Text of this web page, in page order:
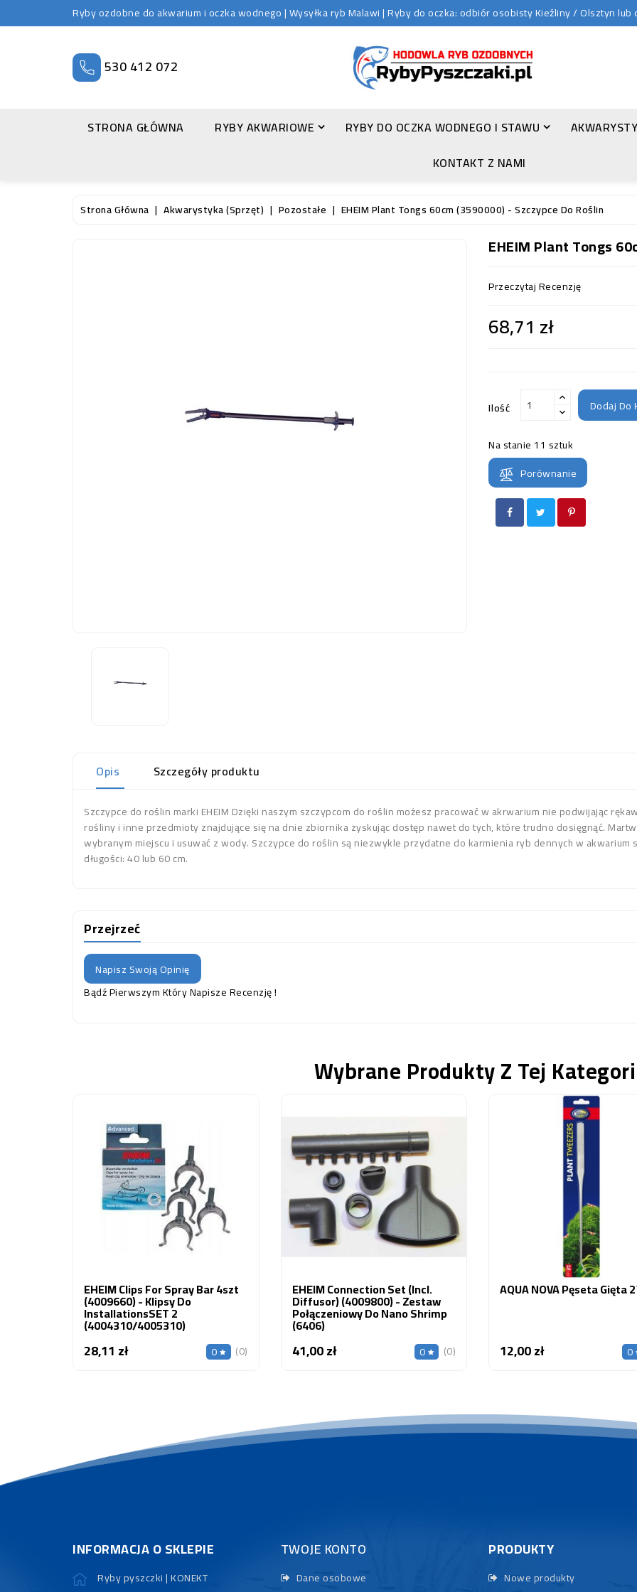
Ryby ozdobne do akwarium i oczka wodnego | Wysyłka ryb Malawi | Ryby do oczka: odbiór osobisty Kieźliny / Olsztyn
530 412 072
STRONA GŁÓWNA RYBY AKWARIOWE RYBY DO OCZKA WODNEGO I STAWU
KONTAKT Z NAMI
Strona Główna Akwarystyka (sprzęt) Pozostałe EHEIM Plant Tongs 60cm (3590000) - Szczypce Do Roślin
EHEIM Plant Tongs
Przeczytaj Recenzję
68,71 zł
Ilość Dodaj Do
Na stanie 11 sztuk
Porównanie
Opis Szczegóły produktu
Szczypce do roślin marki EHEIM Dzięki naszym szczypcom do roślin możesz pracować w akrwarium nie podwijając
rośliny i inne przedmioty znajdujące się na dnie zbiornika zyskując dostęp nawet do tych, które trudno dosięgnąć.
wybranym miejscu i usuwać z wody. Szczypce do roślin są niezwykle przydatne do karmienia ryb dennych w akwarium
długości: 40 lub 60 cm.
Przejrzeć
Napisz Swoją Opinię
Bądź Pierwszym Który Napisze Recenzję !
Wybrane Produkty Z Tej
EHEIM Clips For Spray Bar 4szt
(4009660) - Klipsy Do
InstallationsSET 2
(4004310/4005310)
28,11 złCena 0 (0)
EHEIM Connection Set (incl.
Diffusor) (4009800) - Zestaw
Połączeniowy Do Nano Shrimp
(6406)
41,00 złCena 0 (0)
AQUA NOVA Pęseta Gięta
12,00 złCena 0
INFORMACJA O SKLEPIE
Ryby pyszczki | KONEKT
TWOJE KONTO
Dane osobowe
PRODUKTY
Nowe produkty